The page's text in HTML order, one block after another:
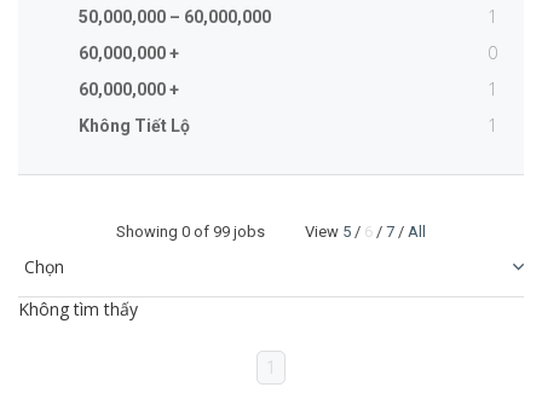
50,000,000 – 60,000,000 1
60,000,000 + 0
60,000,000 + 1
Không Tiết Lộ 1
Showing 0 of 99 jobs View 5 / 6 / 7 / All
Không tìm thấy
1